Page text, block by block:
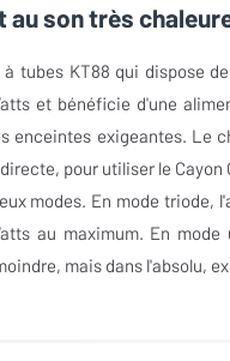
au son très
tubes KT88 qui dispose
et bénéficie d'une
exigeantes. Le
pour utiliser le
modes. En mode triode,
au maximum. En
mais dans l'absolu,